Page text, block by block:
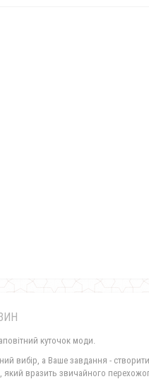
куточок моди.
вибір, а Ваше завдання -
який вразить звичайного